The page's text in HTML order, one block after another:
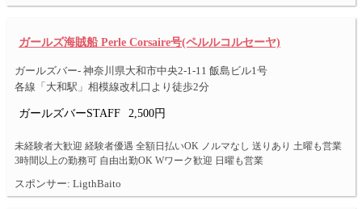
ガールズ海賊船 Perle Corsaire号(ペルルコルセーヤ)
ガールズバー- 神奈川県大和市中央2-1-11 飯島ビル1号
各線「大和駅」相模線改札口より徒歩2分
ガールズバーSTAFF 2,500円
未経験者大歓迎 経験者優遇 全額日払いOK ノルマなし 送りあり 土曜も営業
3時間以上の勤務可 自由出勤OK Wワーク歓迎 日曜も営業
スポンサー: LigthBaito